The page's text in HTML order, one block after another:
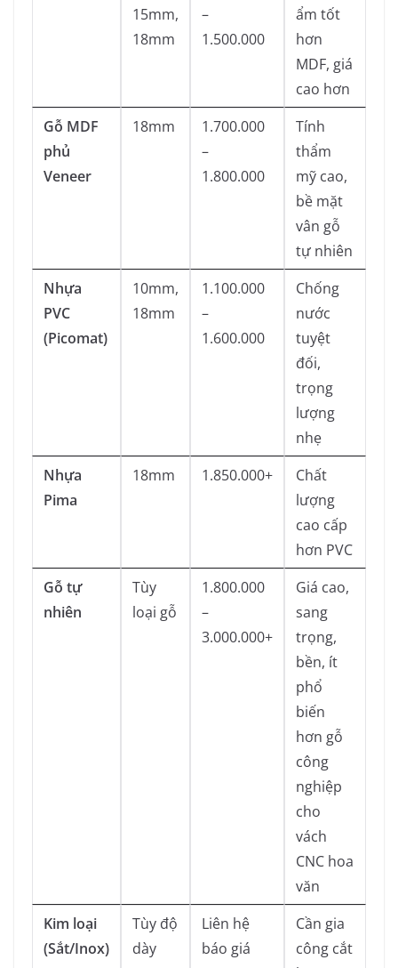
15mm,
18mm
–
1.500.000
ẩm tốt
hơn
MDF, giá
cao hơn
Gỗ MDF
phủ
Veneer
18mm
1.700.000
–
1.800.000
Tính
thẩm
mỹ cao,
bề mặt
vân gỗ
tự nhiên
Nhựa
PVC
(Picomat)
10mm,
18mm
1.100.000
–
1.600.000
Chống
nước
tuyệt
đối,
trọng
lượng
nhẹ
Nhựa
Pima
18mm 1.850.000+
Chất
lượng
cao cấp
hơn PVC
Gỗ tự
nhiên
Tùy
loại gỗ
1.800.000
–
3.000.000+
Giá cao,
sang
trọng,
bền, ít
phổ
biến
hơn gỗ
công
nghiệp
cho
vách
CNC hoa
văn
Kim loại
(Sắt/Inox)
Tùy độ
dày
Liên hệ
báo giá
Cần gia
công cắt